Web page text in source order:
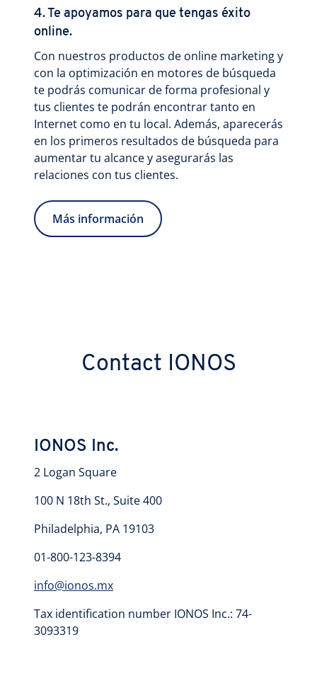
4. Te apoyamos para que tengas éxito
online.
Con nuestros productos de online marketing y
con la optimización en motores de búsqueda
te podrás comunicar de forma profesional y
tus clientes te podrán encontrar tanto en
Internet como en tu local. Además, aparecerás
en los primeros resultados de búsqueda para
aumentar tu alcance y asegurarás las
relaciones con tus clientes.
Más información
Contact IONOS
IONOS Inc.
​2 Logan Square
100 N 18th St., Suite 400
Philadelphia, PA 19103
01-800-123-8394
info@ionos.mx
Tax identification number IONOS Inc.: 74-
3093319